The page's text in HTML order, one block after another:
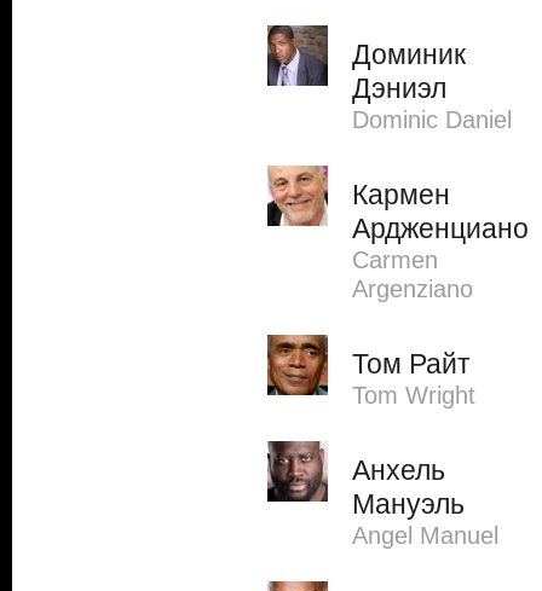
Доминик
Дэниэл
Dominic Daniel
Кармен
Ардженциано
Carmen
Argenziano
Том Райт
Tom Wright
Анхель
Мануэль
Angel Manuel